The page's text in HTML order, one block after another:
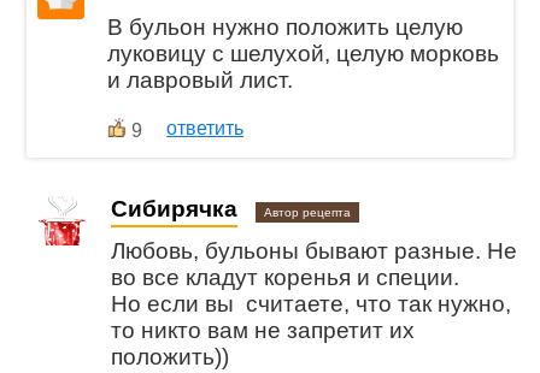
В бульон нужно положить целую
луковицу с шелухой, целую морковь
и лавровый лист.
9 ответить
Сибирячка Автор рецепта
Любовь, бульоны бывают разные. Не
во все кладут коренья и специи.
Но если вы считаете, что так нужно,
то никто вам не запретит их
положить))